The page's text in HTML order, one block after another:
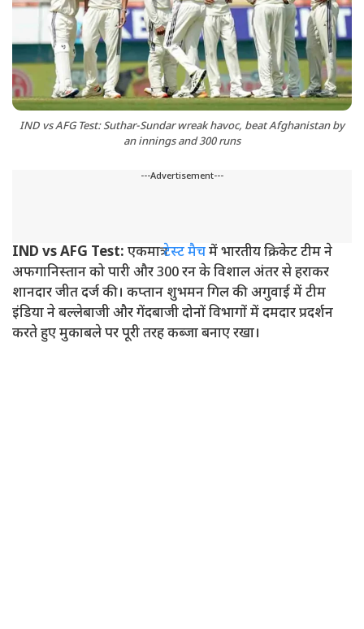
IND vs AFG Test: Suthar-Sundar wreak havoc, beat Afghanistan by
an innings and 300 runs
---Advertisement---
IND vs AFG Test: एकमात्रटेस्ट मैचमें भारतीय क्रिकेट टीम ने
अफगानिस्तान को पारी और 300 रन के विशाल अंतर से हराकर
शानदार जीत दर्ज की। कप्तान शुभमन गिल की अगुवाई में टीम
इंडिया ने बल्लेबाजी और गेंदबाजी दोनों विभागों में दमदार प्रदर्शन
करते हुए मुकाबले पर पूरी तरह कब्जा बनाए रखा।